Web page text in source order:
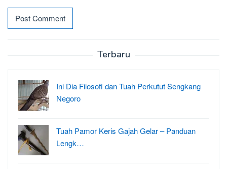
Terbaru
Ini Dia Filosofi dan Tuah Perkutut Sengkang
Negoro
Tuah Pamor Keris Gajah Gelar – Panduan
Lengk…